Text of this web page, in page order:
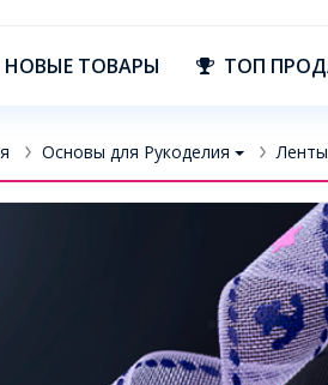
НОВЫЕ ТОВАРЫ ТОП
Основы для Рукоделия Ленты